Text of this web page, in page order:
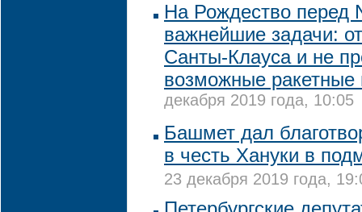
На Рождество перед
важнейшие задачи:
Санты-Клауса и не
возможные
декабря 2019 года, 10:05
Башмет дал
в честь Хануки в
23 декабря 2019 года,